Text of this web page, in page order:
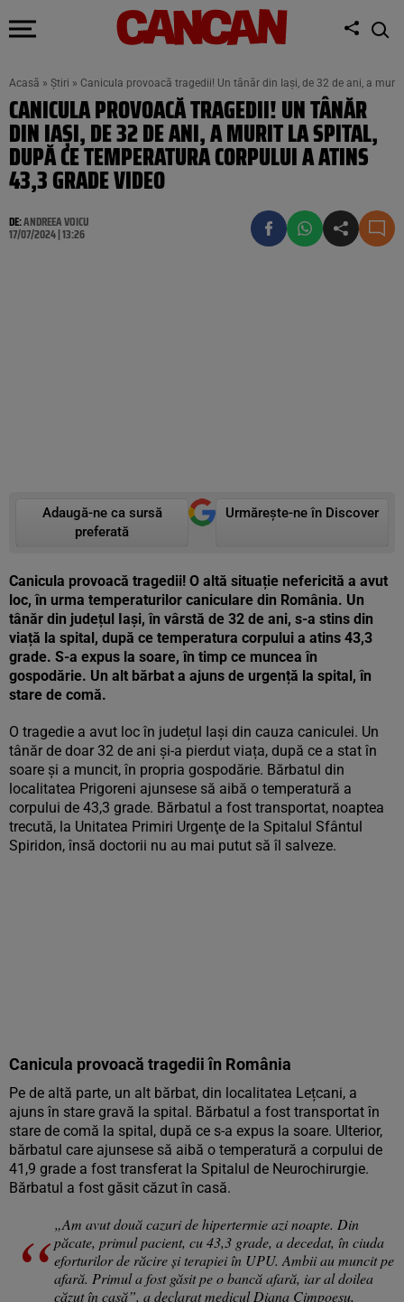
Acasă » Știri » Canicula provoacă tragedii! Un tânăr din Iași, de 32 de ani, a
CANICULA PROVOACĂ TRAGEDII! UN TÂNĂR
DIN IAȘI, DE 32 DE ANI, A MURIT LA SPITAL,
DUPĂ CE TEMPERATURA CORPULUI A ATINS
43,3 GRADE VIDEO
DE:ANDREEA VOICU
17/07/2024 | 13:26
Adaugă-ne ca sursă
preferată
Urmărește-ne în Discover
Canicula provoacă tragedii! O altă situație nefericită a avut
loc, în urma temperaturilor caniculare din România. Un
tânăr din județul Iași, în vârstă de 32 de ani, s-a stins din
viață la spital, după ce temperatura corpului a atins 43,3
grade. S-a expus la soare, în timp ce muncea în
gospodărie. Un alt bărbat a ajuns de urgență la spital, în
stare de comă.
O tragedie a avut loc în județul Iași din cauza caniculei. Un
tânăr de doar 32 de ani și-a pierdut viața, după ce a stat în
soare și a muncit, în propria gospodărie. Bărbatul din
localitatea Prigoreni ajunsese să aibă o temperatură a
corpului de 43,3 grade. Bărbatul a fost transportat, noaptea
trecută, la Unitatea Primiri Urgenţe de la Spitalul Sfântul
Spiridon, însă doctorii nu au mai putut să îl salveze.
Canicula provoacă tragedii în România
Pe de altă parte, un alt bărbat, din localitatea Lețcani, a
ajuns în stare gravă la spital. Bărbatul a fost transportat în
stare de comă la spital, după ce s-a expus la soare. Ulterior,
bărbatul care ajunsese să aibă o temperatură a corpului de
41,9 grade a fost transferat la Spitalul de Neurochirurgie.
Bărbatul a fost găsit căzut în casă.
„Am avut două cazuri de hipertermie azi noapte. Din
păcate, primul pacient, cu 43,3 grade, a decedat, în ciuda
eforturilor de răcire şi terapiei în UPU. Ambii au muncit pe
afară. Primul a fost găsit pe o bancă afară, iar al doilea
căzut în casă”, a declarat medicul Diana Cimpoeşu,